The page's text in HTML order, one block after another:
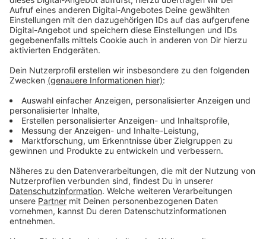
bezahlbaren Wohnraum genutzt werden. Denkbar ist
aber auch, dass dort neben Wohnungen auch eine
Schule oder Gewerbe Platz finden. In dem Workshop
wird jetzt über die Möglichkeiten und Potenziale des
Anmeldungen für den Workshop sind noch
möglich
Die Ergebnisse des Workshops sollen dann die
Grundlage für politische Beschlüsse sein. Ab dem